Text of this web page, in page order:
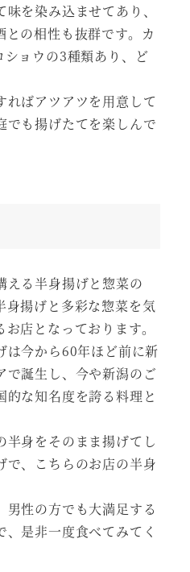
を染み込ませてあり、
との相性も抜群です。カ
ショウの3種類あり、ど
ればアツアツを用意して
でも揚げたてを楽しんで
える半身揚げと惣菜の
身揚げと多彩な惣菜を気
店となっております。
は今から60年ほど前に新
で誕生し、今や新潟のご
的な知名度を誇る料理と
半身をそのまま揚げてし
で、こちらのお店の半身
男性の方でも大満足する
、是非一度食べてみてく